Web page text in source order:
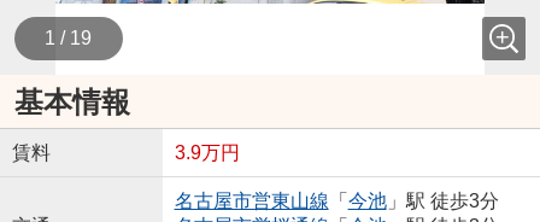
1 / 19
基本情報
賃料 3.9万円
名古屋市営東山線 「 今池」駅 徒歩3分